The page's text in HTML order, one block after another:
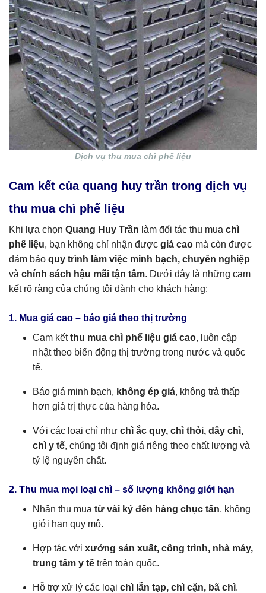
Dịch vụ thu mua chì phế liệu
Cam kết của quang huy trần trong dịch vụ
thu mua chì phế liệu
Khi lựa chọn Quang Huy Trần làm đối tác thu mua chì
phế liệu, bạn không chỉ nhận được giá cao mà còn được
đảm bảo quy trình làm việc minh bạch, chuyên nghiệp
và chính sách hậu mãi tận tâm. Dưới đây là những cam
kết rõ ràng của chúng tôi dành cho khách hàng:
1. Mua giá cao – báo giá theo thị trường
Cam kếtthu mua chì phế liệu giá cao, luôn cập
nhật theo biến động thị trường trong nước và quốc
tế.
Báo giá minh bạch, không ép giá, không trả thấp
hơn giá trị thực của hàng hóa.
Với các loại chì như chì ắc quy, chì thỏi, dây chì,
chì y tế, chúng tôi định giá riêng theo chất lượng và
tỷ lệ nguyên chất.
2. Thu mua mọi loại chì – số lượng không giới hạn
Nhận thu mua từ vài ký đến hàng chục tấn, không
giới hạn quy mô.
Hợp tác với xưởng sản xuất, công trình, nhà máy,
trung tâm y tế trên toàn quốc.
Hỗ trợ xử lý các loại chì lẫn tạp, chì cặn, bã chì.